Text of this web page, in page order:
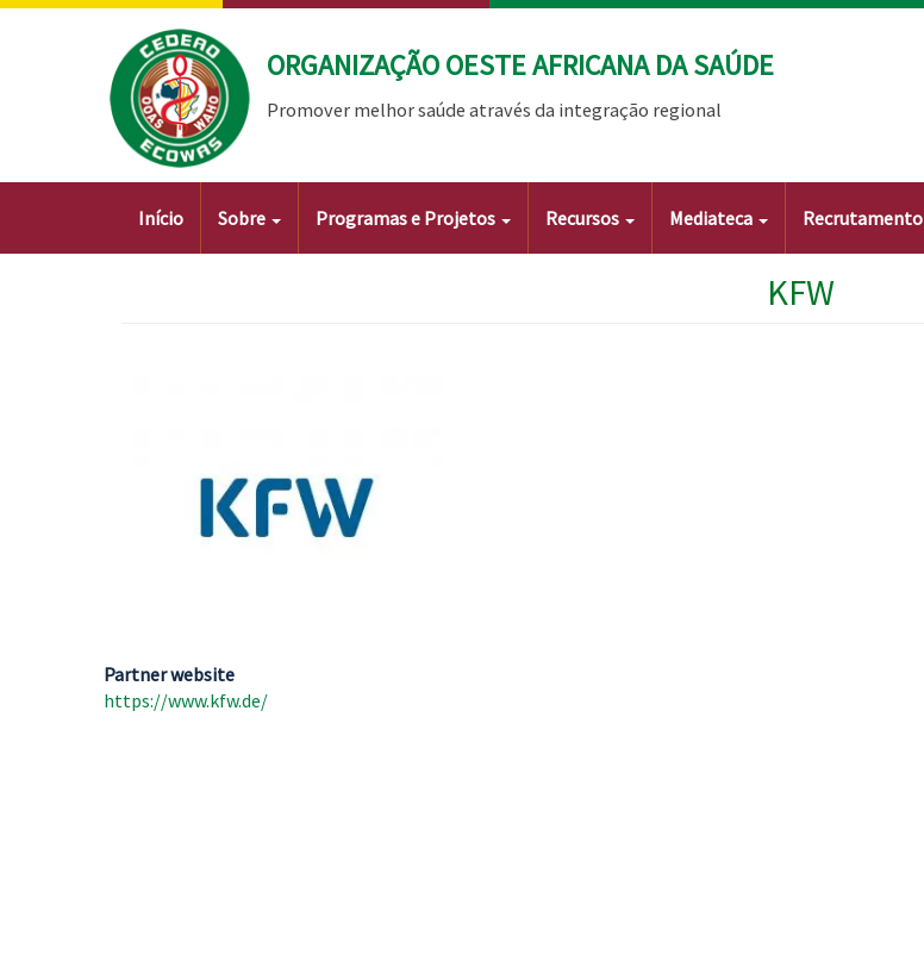
Passar
ORGANIZAÇÃO OESTE AFRICANA DA SAÚDE
Promover melhor saúde através da integração regional
Main
Início Sobre Programas e Projetos Recursos Mediateca Recrutamento
KFW
Partner website
https://www.kfw.de/